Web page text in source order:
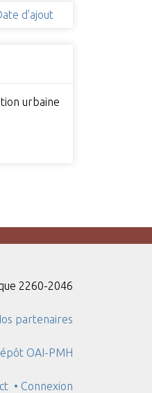
d'ajout
urbaine
2260-2046
partenaires
OAI-PMH
• Connexion